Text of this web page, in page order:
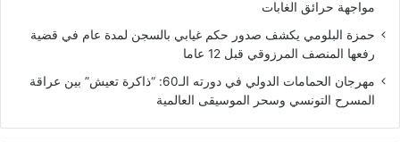
مواجهة حرائق الغابات
حمزة البلومي يكشف صدور حكم غيابي بالسجن لمدة عام في قضية
رفعها المنصف المرزوقي قبل 12 عاما
مهرجان الحمامات الدولي في دورته الـ60: “ذاكرة تعيش” بين عراقة
المسرح التونسي وسحر الموسيقى العالمية